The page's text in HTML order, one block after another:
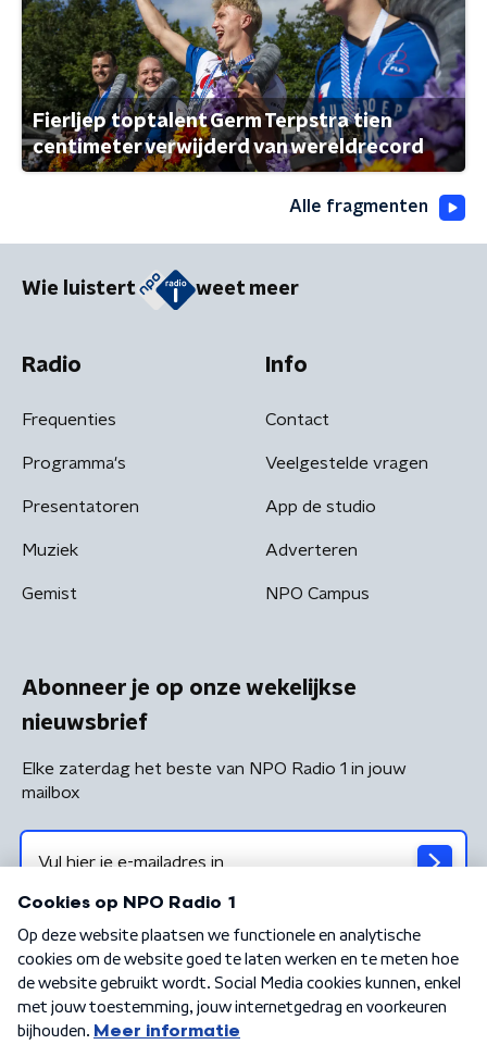
Fierljep toptalent Germ Terpstra tien
centimeter verwijderd van wereldrecord
Alle fragmenten
Wie luistert weet meer
Radio
Frequenties
Programma's
Presentatoren
Muziek
Gemist
Info
Contact
Veelgestelde vragen
App de studio
Adverteren
NPO Campus
Abonneer je op onze wekelijkse
nieuwsbrief
Elke zaterdag het beste van NPO Radio 1 in jouw
mailbox
Algemene voorwaarden